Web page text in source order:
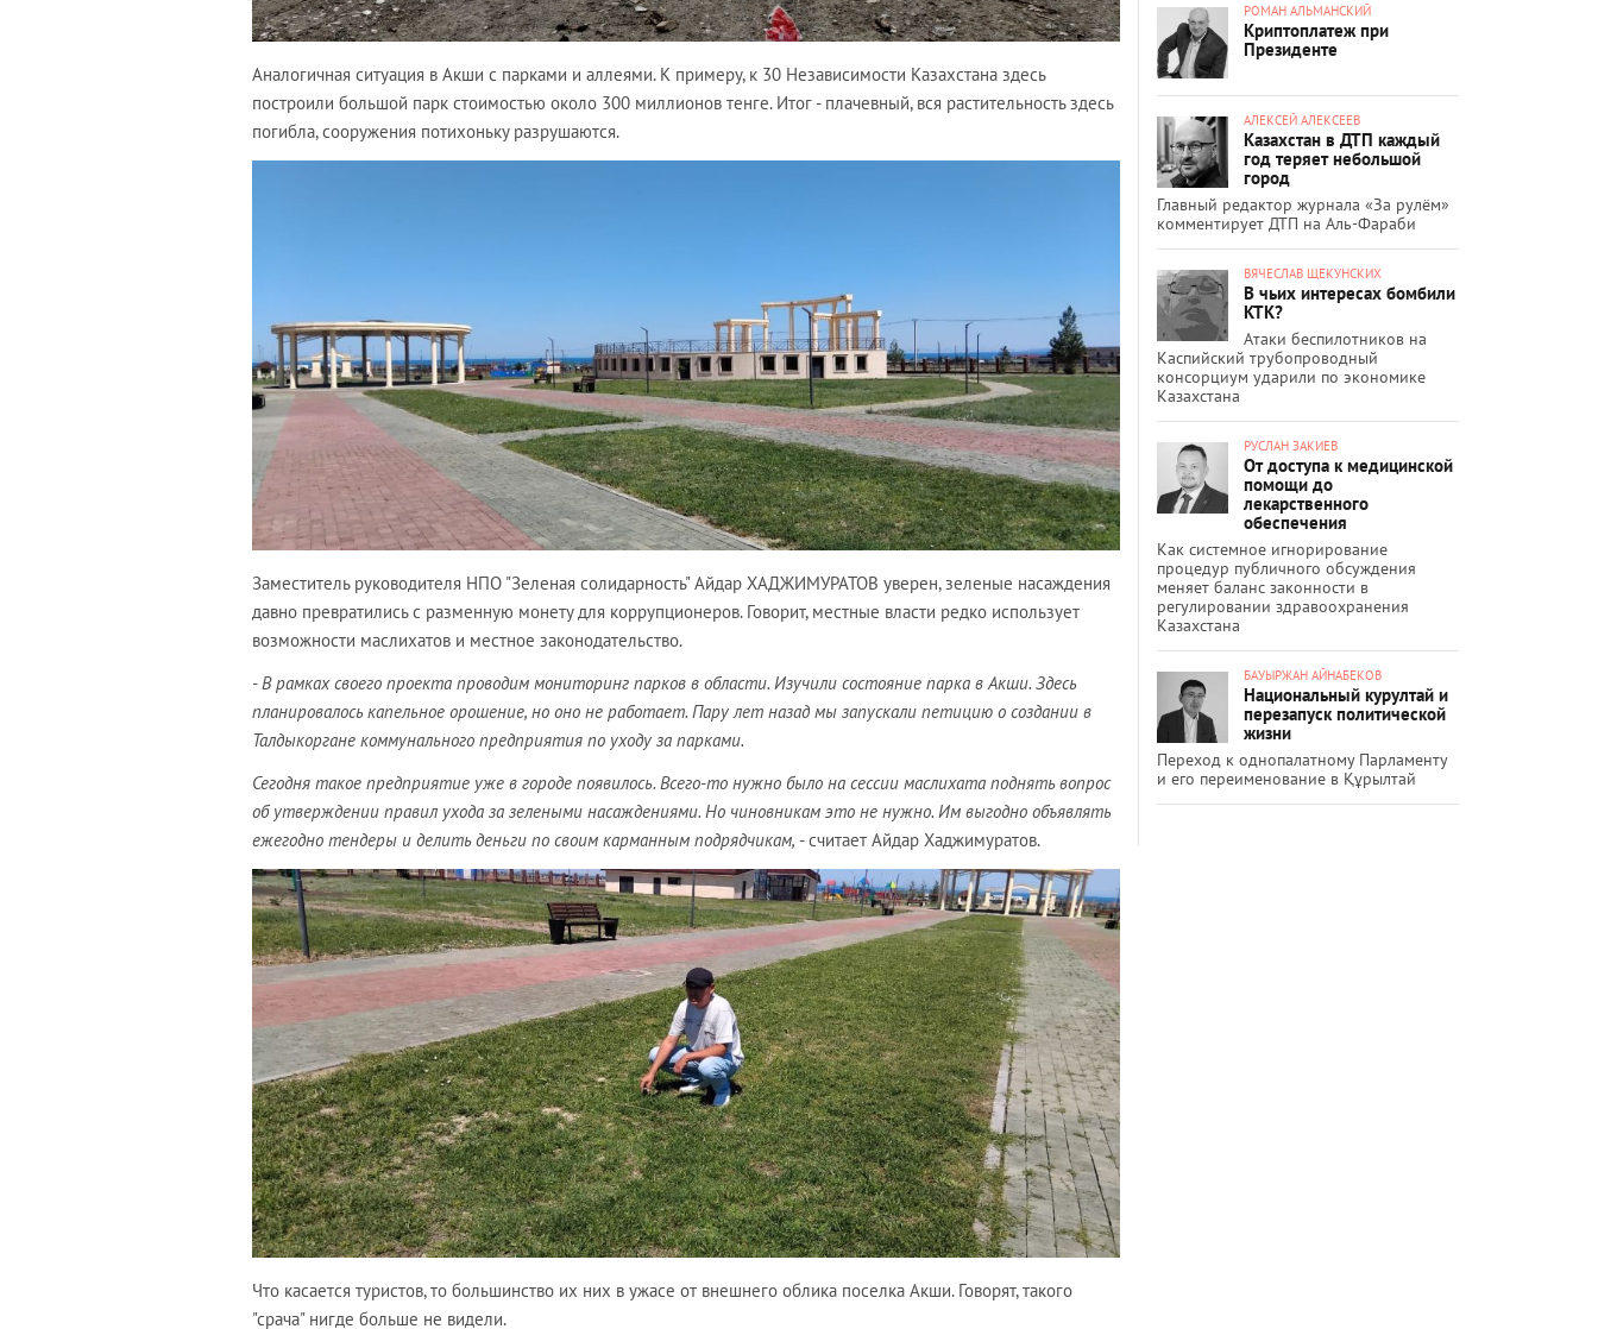
Аналогичная ситуация в Акши с парками и аллеями. К примеру, к 30 Независимости Казахстана здесь
построили большой парк стоимостью около 300 миллионов тенге. Итог - плачевный, вся растительность здесь
погибла, сооружения потихоньку разрушаются.
Заместитель руководителя НПО "Зеленая солидарность" Айдар ХАДЖИМУРАТОВ уверен, зеленые насаждения
давно превратились с разменную монету для коррупционеров. Говорит, местные власти редко использует
возможности маслихатов и местное законодательство.
- В рамках своего проекта проводим мониторинг парков в области. Изучили состояние парка в Акши. Здесь
планировалось капельное орошение, но оно не работает. Пару лет назад мы запускали петицию о создании в
Талдыкоргане коммунального предприятия по уходу за парками.
Сегодня такое предприятие уже в городе появилось. Всего-то нужно было на сессии маслихата поднять вопрос
об утверждении правил ухода за зелеными насаждениями. Но чиновникам это не нужно. Им выгодно объявлять
ежегодно тендеры и делить деньги по своим карманным подрядчикам, - считает Айдар Хаджимуратов.
Что касается туристов, то большинство их них в ужасе от внешнего облика поселка Акши. Говорят, такого
"срача" нигде больше не видели.
РОМАН АЛЬМАНСКИЙ
Криптоплатеж при
Президенте
АЛЕКСЕЙ АЛЕКСЕЕВ
Казахстан в ДТП каждый
год теряет небольшой
город
Главный редактор журнала «За рулём»
комментирует ДТП на Аль-Фараби
ВЯЧЕСЛАВ ЩЕКУНСКИХ
В чьих интересах бомбили
КТК?
Атаки беспилотников на
Каспийский трубопроводный
консорциум ударили по экономике
Казахстана
РУСЛАН ЗАКИЕВ
От доступа к медицинской
помощи до
лекарственного
обеспечения
Как системное игнорирование
процедур публичного обсуждения
меняет баланс законности в
регулировании здравоохранения
Казахстана
БАУЫРЖАН АЙНАБЕКОВ
Национальный курултай и
перезапуск политической
жизни
Переход к однопалатному Парламенту
и его переименование в Құрылтай